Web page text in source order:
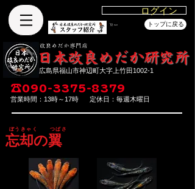
ログイン
Cart トップに戻る
​日本改良めだか研究所
広島県福山市神辺町大字上竹田1002-1
改良めだか専門店
☎090-3375-8379
営業時間：13時～17時 定休日：毎週木曜日
忘却の翼
ぼうきゃく つばさ